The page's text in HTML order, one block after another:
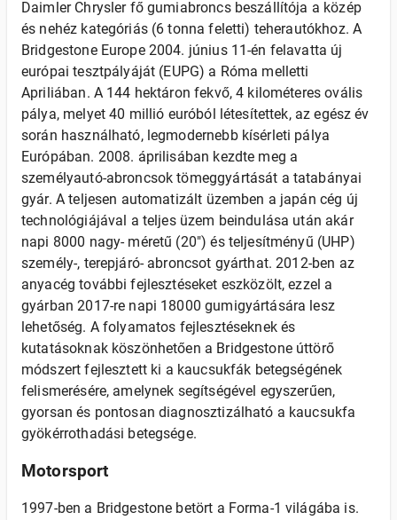
Daimler Chrysler fő gumiabroncs beszállítója a közép
és nehéz kategóriás (6 tonna feletti) teherautókhoz. A
Bridgestone Europe 2004. június 11-én felavatta új
európai tesztpályáját (EUPG) a Róma melletti
Apriliában. A 144 hektáron fekvő, 4 kilométeres ovális
pálya, melyet 40 millió euróból létesítettek, az egész év
során használható, legmodernebb kísérleti pálya
Európában. 2008. áprilisában kezdte meg a
személyautó-abroncsok tömeggyártását a tatabányai
gyár. A teljesen automatizált üzemben a japán cég új
technológiájával a teljes üzem beindulása után akár
napi 8000 nagy- méretű (20") és teljesítményű (UHP)
személy-, terepjáró- abroncsot gyárthat. 2012-ben az
anyacég további fejlesztéseket eszközölt, ezzel a
gyárban 2017-re napi 18000 gumigyártására lesz
lehetőség. A folyamatos fejlesztéseknek és
kutatásoknak köszönhetően a Bridgestone úttörő
módszert fejlesztett ki a kaucsukfák betegségének
felismerésére, amelynek segítségével egyszerűen,
gyorsan és pontosan diagnosztizálható a kaucsukfa
gyökérrothadási betegsége.
Motorsport
1997-ben a Bridgestone betört a Forma-1 világába is.